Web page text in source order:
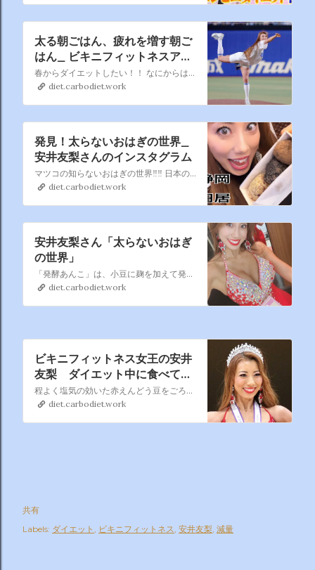
太る朝ごはん、疲れを増す朝ご
はん_ ビキニフィットネスアス
リート安井友梨さんのブログ
春からダイエットしたい！！ なにからはじめて良いかわからない ダイエットを加速させたい！！ 難しく頭で考えず、、 まずはMRPスムージー1杯から気軽にトライを✨✨✨✨🤝
diet.carbodiet.work
発見！太らないおはぎの世界_
安井友梨さんのインスタグラム
マツコの知らないおはぎの世界‼️‼️ 日本のスーパーフード【おはぎ】🇯🇵 おはぎマニアが各地の究極おはぎを紹介。【安井友梨プロデュース月替わり限定太らないおはぎケーキ㊙️】
diet.carbodiet.work
安井友梨さん「太らないおはぎ
の世界」
「発酵あんこ」は、小豆に麹を加えて発酵させたもの 発酵あんこには砂糖が含まれないので、食べても血糖値上がらない そのうえ、食物繊維が豊富で腸内環境を整える作用があり、 美肌効果も期待できます。 鉄分や亜鉛も多く含む、 女性にはうれしい食品㊙️㊙️
diet.carbodiet.work
ビキニフィットネス女王の安井
友梨 ダイエット中に食べても
OKのおやつ紹介「必ず買い占
めます」
程よく塩気の効いた赤えんどう豆をごろごろと混ぜ込み、すっきりとした味わいのつぶあんを包んだ豆大福です。原材料高騰の為、税抜き売価１４０円から１４８円に変更します
diet.carbodiet.work
共有
Labels: ダイエット ビキニフィットネス 安井友梨 減量